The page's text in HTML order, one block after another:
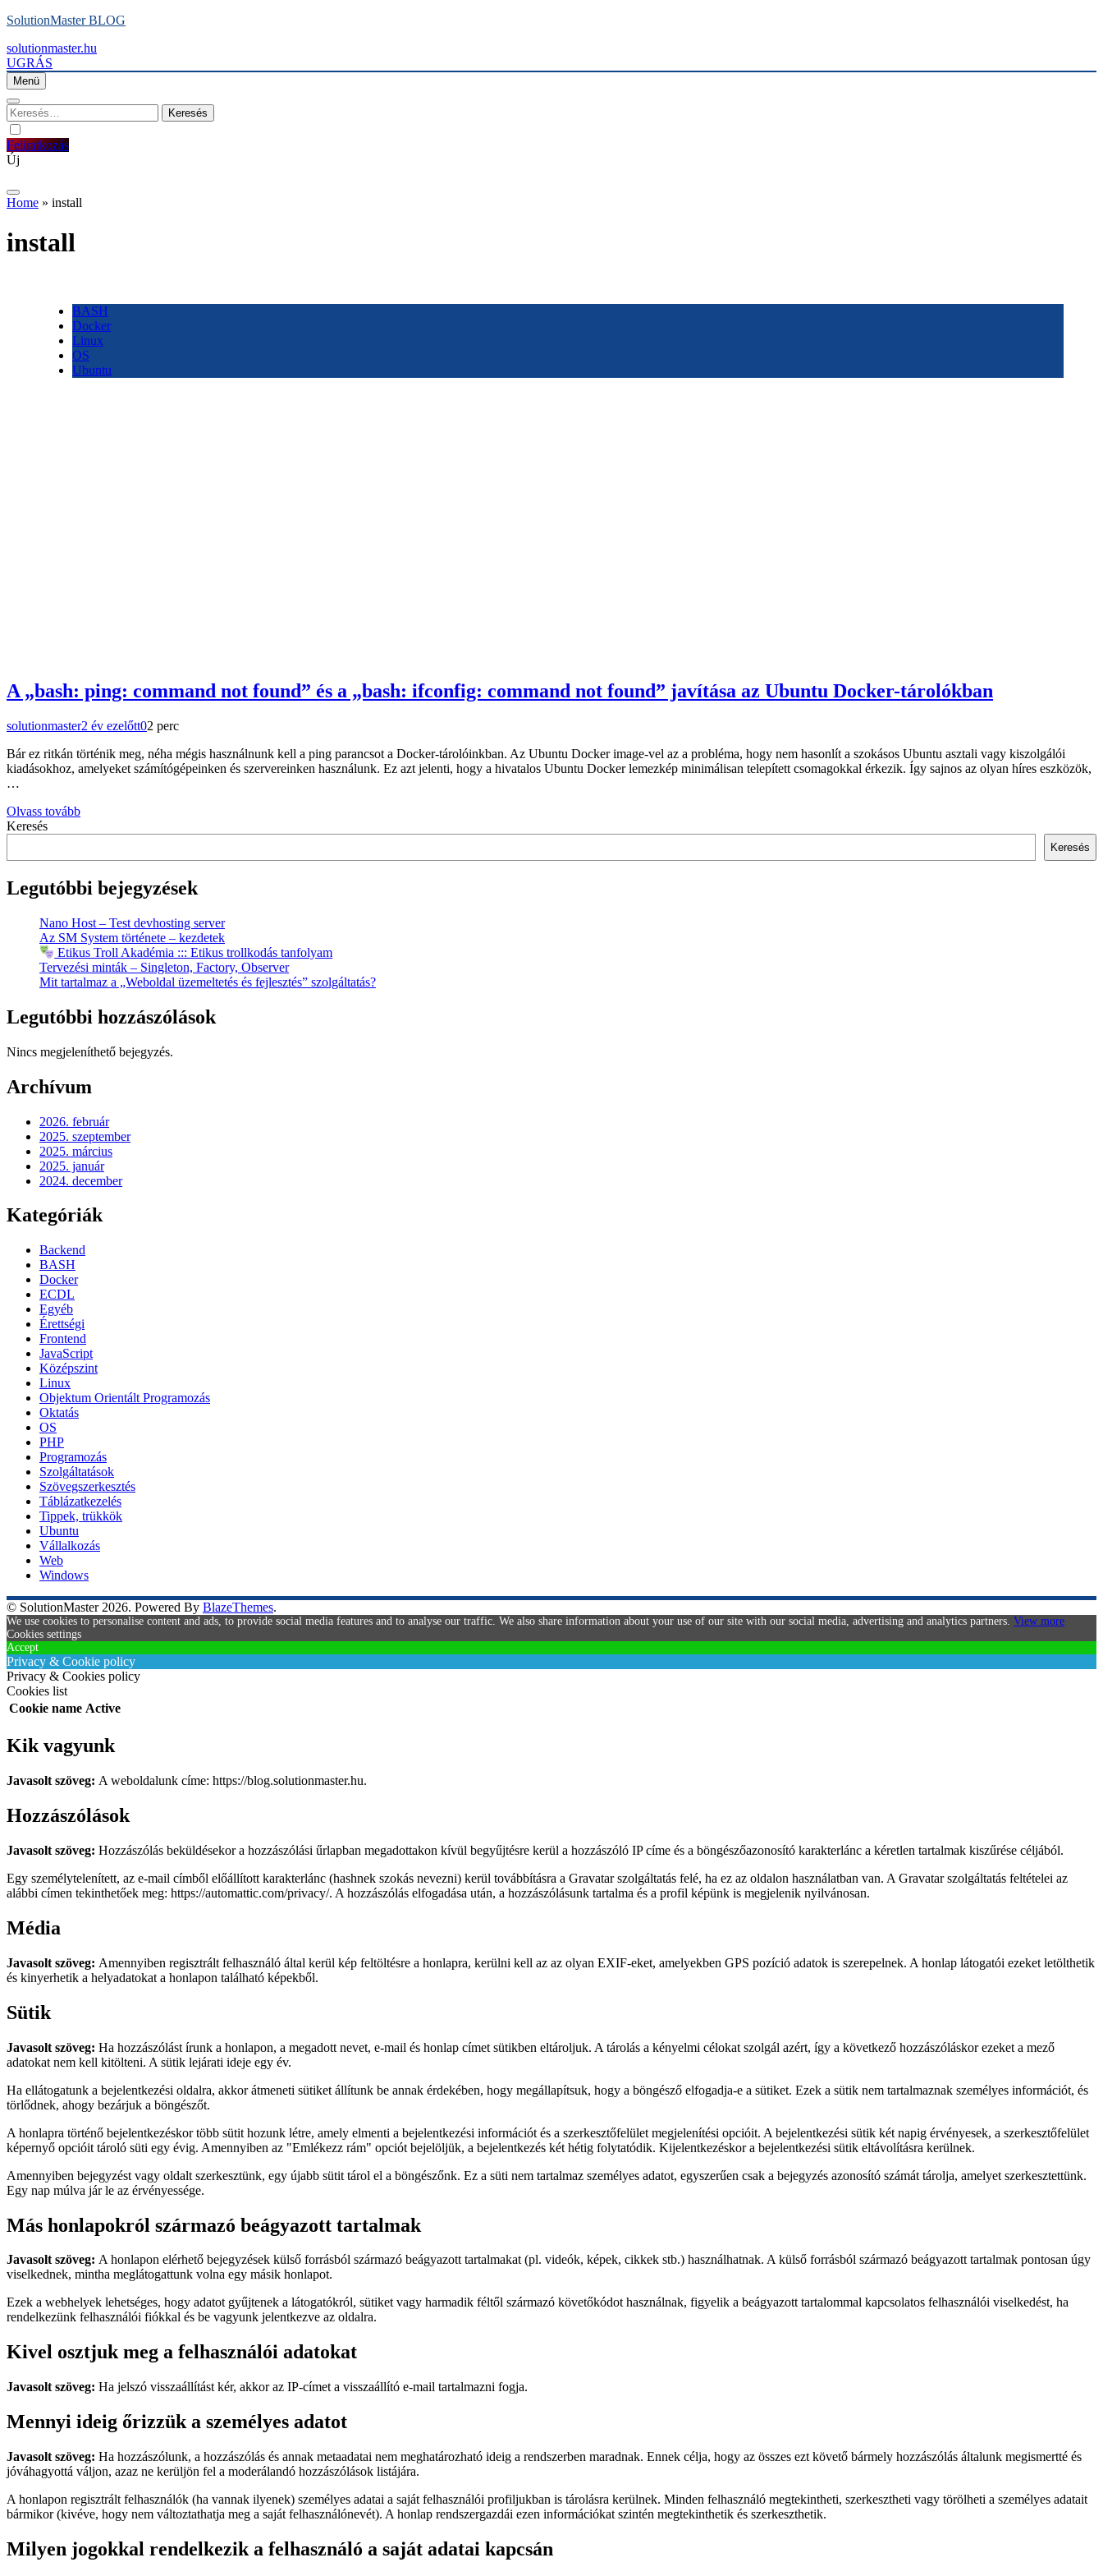
Ugrás
tartalomra
SolutionMaster BLOG
solutionmaster.hu
UGRÁS
Menü
Keresés:
Feliratkozás
Új
Home » install
install
BASH
Docker
Linux
OS
Ubuntu
A „bash: ping: command not found” és a „bash: ifconfig: command not found” javítása az Ubuntu Docker-tárolókban
solutionmaster2 év ezelőtt02 perc
Bár ez ritkán történik meg, néha mégis használnunk kell a ping parancsot a Docker-tárolóinkban. Az Ubuntu Docker image-vel az a probléma, hogy nem hasonlít a szokásos Ubuntu asztali vagy kiszolgálói
kiadásokhoz, amelyeket számítógépeinken és szervereinken használunk. Ez azt jelenti, hogy a hivatalos Ubuntu Docker lemezkép minimálisan telepített csomagokkal érkezik. Így sajnos az olyan híres eszközök,
…
Olvass tovább
Keresés
Keresés
Legutóbbi bejegyzések
Nano Host – Test devhosting server
Az SM System története – kezdetek
Etikus Troll Akadémia ::: Etikus trollkodás tanfolyam
Tervezési minták – Singleton, Factory, Observer
Mit tartalmaz a „Weboldal üzemeltetés és fejlesztés” szolgáltatás?
Legutóbbi hozzászólások
Nincs megjeleníthető bejegyzés.
Archívum
2026. február
2025. szeptember
2025. március
2025. január
2024. december
Kategóriák
Backend
BASH
Docker
ECDL
Egyéb
Érettségi
Frontend
JavaScript
Középszint
Linux
Objektum Orientált Programozás
Oktatás
OS
PHP
Programozás
Szolgáltatások
Szövegszerkesztés
Táblázatkezelés
Tippek, trükkök
Ubuntu
Vállalkozás
Web
Windows
© SolutionMaster 2026. Powered By BlazeThemes.
We use cookies to personalise content and ads, to provide social media features and to analyse our traffic. We also share information about your use of our site with our social media, advertising and analytics partners. View more
Cookies settings
Accept
Privacy & Cookie policy
Privacy & Cookies policy
Cookies list
Cookie name Active
Kik vagyunk
Javasolt szöveg: A weboldalunk címe: https://blog.solutionmaster.hu.
Hozzászólások
Javasolt szöveg: Hozzászólás beküldésekor a hozzászólási űrlapban megadottakon kívül begyűjtésre kerül a hozzászóló IP címe és a böngészőazonosító karakterlánc a kéretlen tartalmak kiszűrése céljából.
Egy személytelenített, az e-mail címből előállított karakterlánc (hashnek szokás nevezni) kerül továbbításra a Gravatar szolgáltatás felé, ha ez az oldalon használatban van. A Gravatar szolgáltatás feltételei az
alábbi címen tekinthetőek meg: https://automattic.com/privacy/. A hozzászólás elfogadása után, a hozzászólásunk tartalma és a profil képünk is megjelenik nyilvánosan.
Média
Javasolt szöveg: Amennyiben regisztrált felhasználó által kerül kép feltöltésre a honlapra, kerülni kell az az olyan EXIF-eket, amelyekben GPS pozíció adatok is szerepelnek. A honlap látogatói ezeket letölthetik
és kinyerhetik a helyadatokat a honlapon található képekből.
Sütik
Javasolt szöveg: Ha hozzászólást írunk a honlapon, a megadott nevet, e-mail és honlap címet sütikben eltároljuk. A tárolás a kényelmi célokat szolgál azért, így a következő hozzászóláskor ezeket a mező
adatokat nem kell kitölteni. A sütik lejárati ideje egy év.
Ha ellátogatunk a bejelentkezési oldalra, akkor átmeneti sütiket állítunk be annak érdekében, hogy megállapítsuk, hogy a böngésző elfogadja-e a sütiket. Ezek a sütik nem tartalmaznak személyes információt, és
törlődnek, ahogy bezárjuk a böngészőt.
A honlapra történő bejelentkezéskor több sütit hozunk létre, amely elmenti a bejelentkezési információt és a szerkesztőfelület megjelenítési opcióit. A bejelentkezési sütik két napig érvényesek, a szerkesztőfelület
képernyő opcióit tároló süti egy évig. Amennyiben az "Emlékezz rám" opciót bejelöljük, a bejelentkezés két hétig folytatódik. Kijelentkezéskor a bejelentkezési sütik eltávolításra kerülnek.
Amennyiben bejegyzést vagy oldalt szerkesztünk, egy újabb sütit tárol el a böngészőnk. Ez a süti nem tartalmaz személyes adatot, egyszerűen csak a bejegyzés azonosító számát tárolja, amelyet szerkesztettünk.
Egy nap múlva jár le az érvényessége.
Más honlapokról származó beágyazott tartalmak
Javasolt szöveg: A honlapon elérhető bejegyzések külső forrásból származó beágyazott tartalmakat (pl. videók, képek, cikkek stb.) használhatnak. A külső forrásból származó beágyazott tartalmak pontosan úgy
viselkednek, mintha meglátogattunk volna egy másik honlapot.
Ezek a webhelyek lehetséges, hogy adatot gyűjtenek a látogatókról, sütiket vagy harmadik féltől származó követőkódot használnak, figyelik a beágyazott tartalommal kapcsolatos felhasználói viselkedést, ha
rendelkezünk felhasználói fiókkal és be vagyunk jelentkezve az oldalra.
Kivel osztjuk meg a felhasználói adatokat
Javasolt szöveg: Ha jelszó visszaállítást kér, akkor az IP-címet a visszaállító e-mail tartalmazni fogja.
Mennyi ideig őrizzük a személyes adatot
Javasolt szöveg: Ha hozzászólunk, a hozzászólás és annak metaadatai nem meghatározható ideig a rendszerben maradnak. Ennek célja, hogy az összes ezt követő bármely hozzászólás általunk megismertté és
jóváhagyottá váljon, azaz ne kerüljön fel a moderálandó hozzászólások listájára.
A honlapon regisztrált felhasználók (ha vannak ilyenek) személyes adatai a saját felhasználói profiljukban is tárolásra kerülnek. Minden felhasználó megtekintheti, szerkesztheti vagy törölheti a személyes adatait
bármikor (kivéve, hogy nem változtathatja meg a saját felhasználónevét). A honlap rendszergazdái ezen információkat szintén megtekinthetik és szerkeszthetik.
Milyen jogokkal rendelkezik a felhasználó a saját adatai kapcsán